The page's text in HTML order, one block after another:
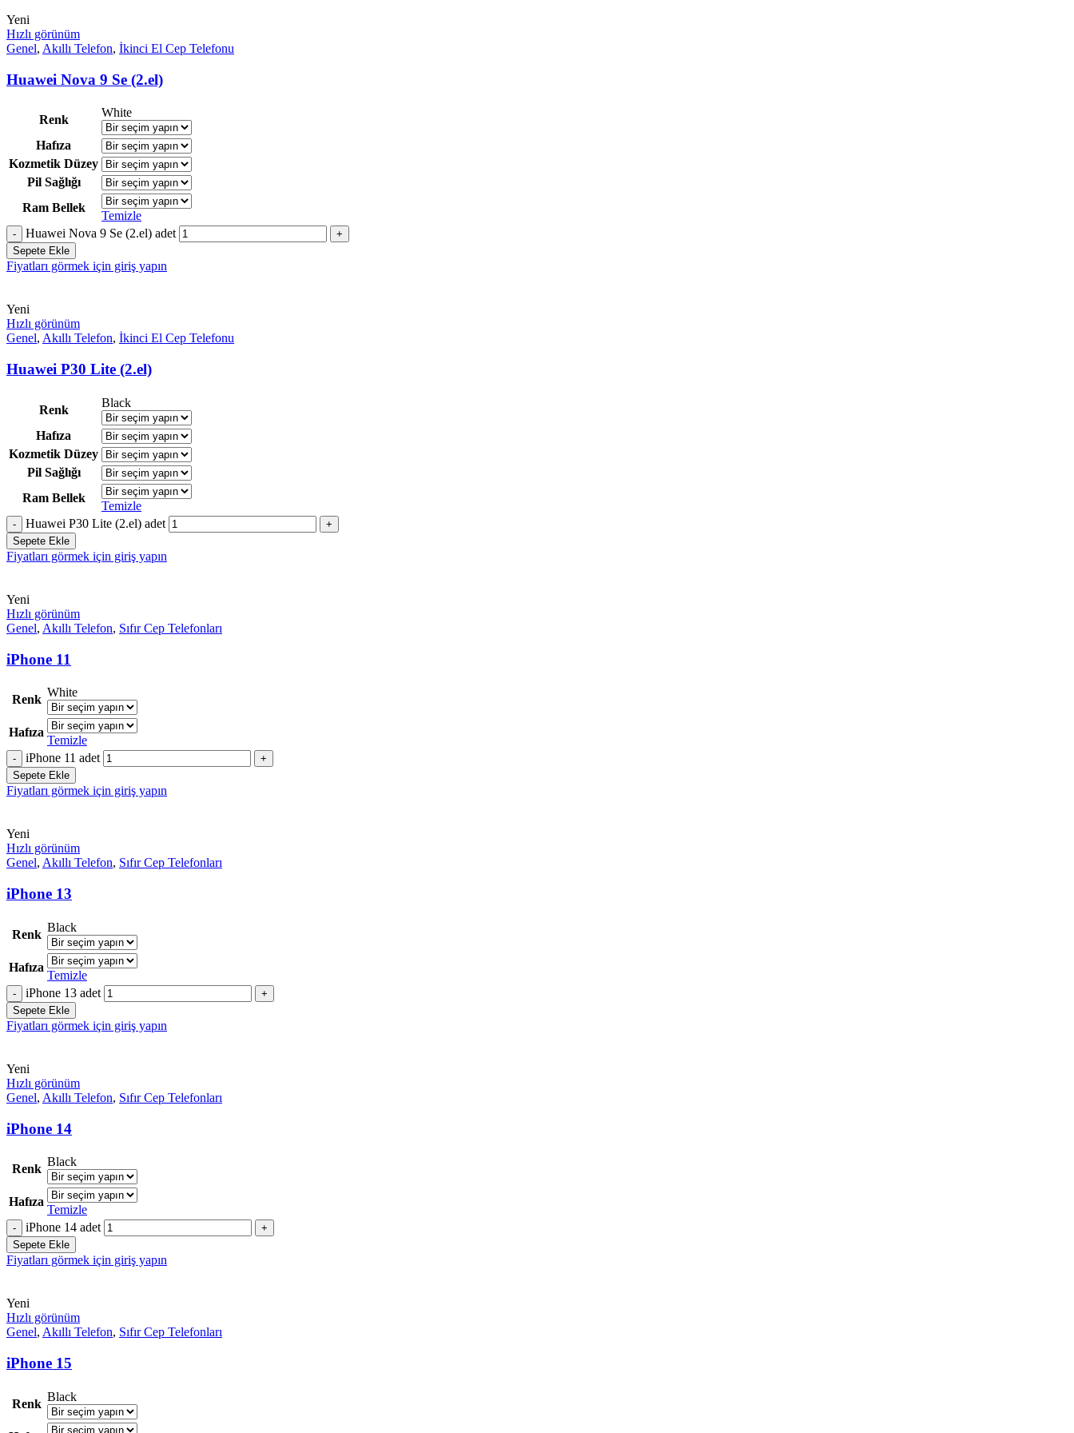
Yeni
Hızlı görünüm
Genel, Akıllı Telefon, İkinci El Cep Telefonu
Huawei Nova 9 Se (2.el)
Renk
White
Hafıza
Kozmetik Düzey
Pil Sağlığı
Ram Bellek
Temizle
Huawei Nova 9 Se (2.el) adet
Sepete Ekle
Fiyatları görmek için giriş yapın
Yeni
Hızlı görünüm
Genel, Akıllı Telefon, İkinci El Cep Telefonu
Huawei P30 Lite (2.el)
Renk
Black
Hafıza
Kozmetik Düzey
Pil Sağlığı
Ram Bellek
Temizle
Huawei P30 Lite (2.el) adet
Sepete Ekle
Fiyatları görmek için giriş yapın
Yeni
Hızlı görünüm
Genel, Akıllı Telefon, Sıfır Cep Telefonları
iPhone 11
Renk
White
Hafıza
Temizle
iPhone 11 adet
Sepete Ekle
Fiyatları görmek için giriş yapın
Yeni
Hızlı görünüm
Genel, Akıllı Telefon, Sıfır Cep Telefonları
iPhone 13
Renk
Black
Hafıza
Temizle
iPhone 13 adet
Sepete Ekle
Fiyatları görmek için giriş yapın
Yeni
Hızlı görünüm
Genel, Akıllı Telefon, Sıfır Cep Telefonları
iPhone 14
Renk
Black
Hafıza
Temizle
iPhone 14 adet
Sepete Ekle
Fiyatları görmek için giriş yapın
Yeni
Hızlı görünüm
Genel, Akıllı Telefon, Sıfır Cep Telefonları
iPhone 15
Renk
Black